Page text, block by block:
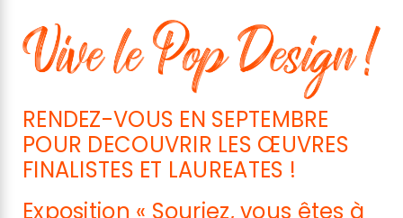
RENDEZ-VOUS EN SEPTEMBRE
POUR DECOUVRIR LES ŒUVRES
FINALISTES ET LAUREATES !
Exposition « Souriez, vous êtes à